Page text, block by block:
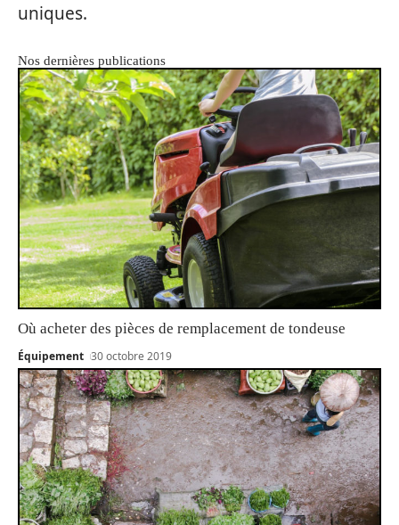
uniques.
Nos dernières publications
Où acheter des pièces de remplacement de tondeuse
Équipement 30 octobre 2019